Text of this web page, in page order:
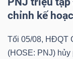
chỉnh kế
Tối 05/08, HĐQT
(HOSE: PNJ)